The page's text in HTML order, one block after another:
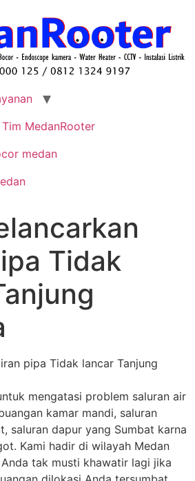
MedanRooter
medan
Tidak
pipa Tidak lancar Tanjung
mengatasi problem saluran air
kamar mandi, saluran
saluran dapur yang Sumbat karna
Kami hadir di wilayah Medan
tak musti khawatir lagi jika